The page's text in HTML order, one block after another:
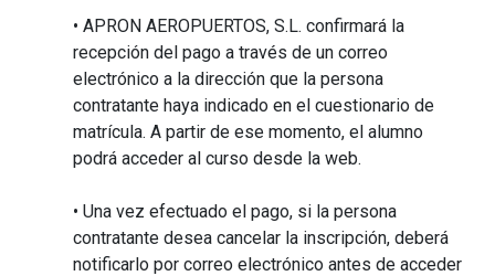
• APRON AEROPUERTOS, S.L. confirmará la
recepción del pago a través de un correo
electrónico a la dirección que la persona
contratante haya indicado en el cuestionario de
matrícula. A partir de ese momento, el alumno
podrá acceder al curso desde la web.
• Una vez efectuado el pago, si la persona
contratante desea cancelar la inscripción, deberá
notificarlo por correo electrónico antes de acceder